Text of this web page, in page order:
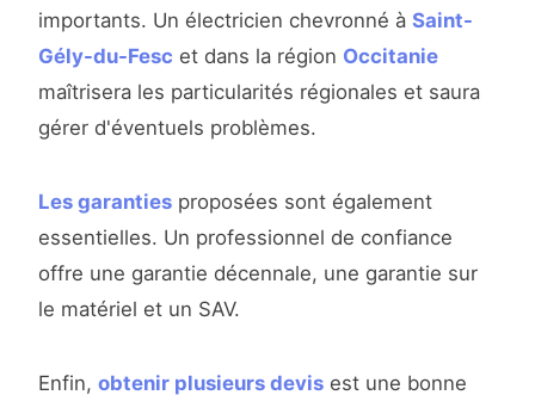
importants. Un électricien chevronné à Saint-
Gély-du-Fesc et dans la région Occitanie
maîtrisera les particularités régionales et saura
gérer d'éventuels problèmes.
Les garanties proposées sont également
essentielles. Un professionnel de confiance
offre une garantie décennale, une garantie sur
le matériel et un SAV.
Enfin, obtenir plusieurs devis est une bonne